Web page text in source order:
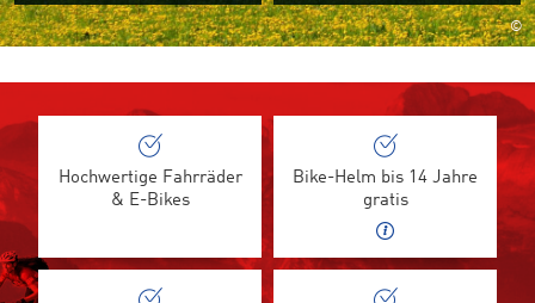
©
Hochwertige Fahrräder
& E-Bikes
Bike-Helm bis 14 Jahre
gratis